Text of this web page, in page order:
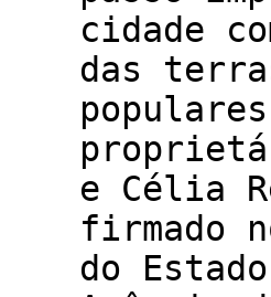
cidade
das
e Célia
firmado
do